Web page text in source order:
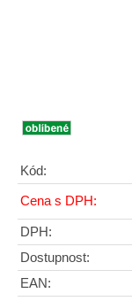
Kód:
Cena s DPH:
DPH:
Dostupnost:
EAN: